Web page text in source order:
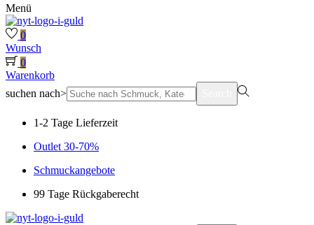
Menü
0
Wunsch
0
Warenkorb
suchen nach>
1-2 Tage Lieferzeit
Outlet 30-70%
Schmuckangebote
99 Tage Rückgaberecht